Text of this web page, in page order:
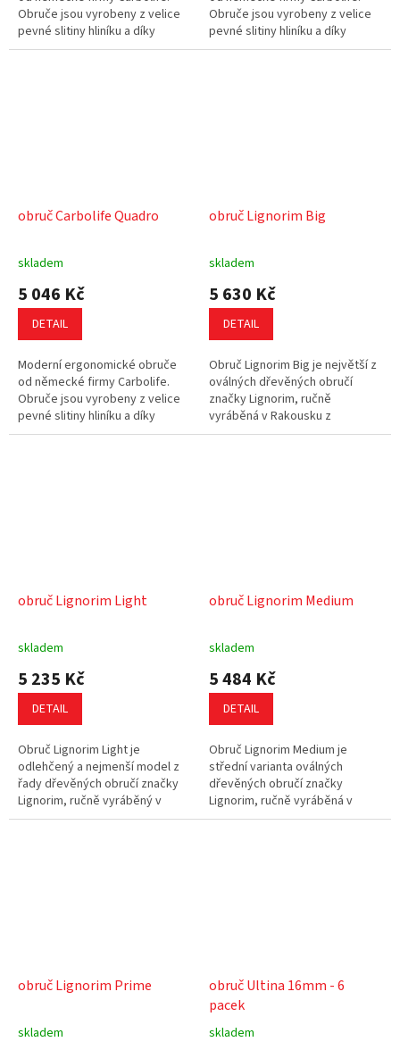
Obruče jsou vyrobeny z velice
pevné slitiny hliníku a díky
svému tvaru padnou dokonale
Obruče jsou vyrobeny z velice
pevné slitiny hliníku a díky
svému tvaru padnou dokonale
obruč Carbolife Quadro
skladem
5 046 Kč
DETAIL
Moderní ergonomické obruče
od německé firmy Carbolife.
Obruče jsou vyrobeny z velice
pevné slitiny hliníku a díky
svému tvaru padnou dokonale
obruč Lignorim Big
skladem
5 630 Kč
DETAIL
Obruč Lignorim Big je největší z
oválných dřevěných obručí
značky Lignorim, ručně
vyráběná v Rakousku z
jasanového dřeva. Díky
obruč Lignorim Light
skladem
5 235 Kč
DETAIL
Obruč Lignorim Light je
odlehčený a nejmenší model z
řady dřevěných obručí značky
Lignorim, ručně vyráběný v
Rakousku z vysoce kvalitního
obruč Lignorim Medium
skladem
5 484 Kč
DETAIL
Obruč Lignorim Medium je
střední varianta oválných
dřevěných obručí značky
Lignorim, ručně vyráběná v
Rakousku z kvalitního
obruč Lignorim Prime
skladem
obruč Ultina 16mm - 6
pacek
skladem